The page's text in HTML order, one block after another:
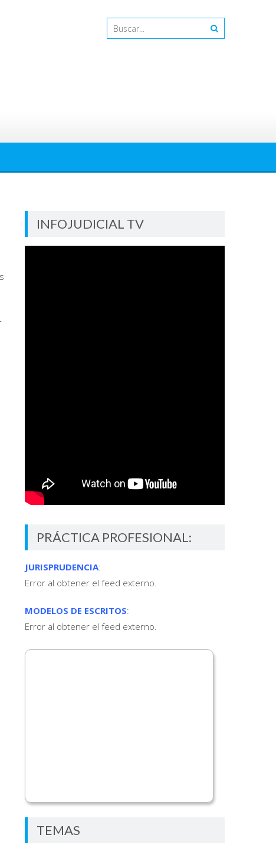
INFOJUDICIAL TV
PRÁCTICA PROFESIONAL:
JURISPRUDENCIA:
Error al obtener el feed externo.
MODELOS DE ESCRITOS:
Error al obtener el feed externo.
TEMAS